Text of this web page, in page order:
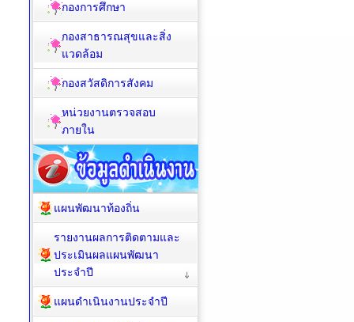
กองการศึกษา
กองสาธารณสุขและสิ่ง
แวดล้อม
กองสวัสดิการสังคม
หน่วยงานตรวจสอบ
ภายใน
แผนพัฒนาท้องถิ่น
รายงานผลการติดตามและ
ประเมินผลแผนพัฒนา
ประจำปี
แผนดำเนินงานประจำปี